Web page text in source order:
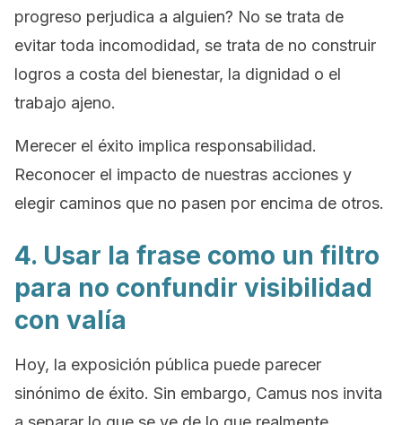
progreso perjudica a alguien? No se trata de
evitar toda incomodidad, se trata de no construir
logros a costa del bienestar, la dignidad o el
trabajo ajeno.
Merecer el éxito implica responsabilidad.
Reconocer el impacto de nuestras acciones y
elegir caminos que no pasen por encima de otros.
4. Usar la frase como un filtro
para no confundir visibilidad
con valía
Hoy, la exposición pública puede parecer
sinónimo de éxito. Sin embargo, Camus nos invita